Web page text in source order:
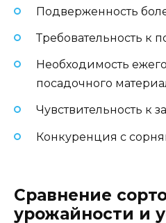
Подверженность
Требовательность к
Необходимость
посадочного
Чувствительность к
Конкуренция с
Сравнение
урожайности и